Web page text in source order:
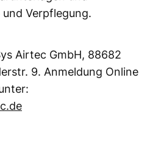
Verpflegung.
Airtec GmbH, 88682
9. Anmeldung Online